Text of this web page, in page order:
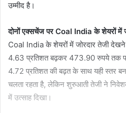
उम्मीद है।
दोनों एक्सचेंज पर Coal India के शेयरों में
Coal India के शेयरों में जोरदार तेजी
4.63 प्रतिशत बढ़कर 473.90 रुपये तक
4.72 प्रतिशत की बढ़त के साथ यही स्तर
चलता रहता है, लेकिन शुरुआती तेजी ने
में उत्साह दिखा।